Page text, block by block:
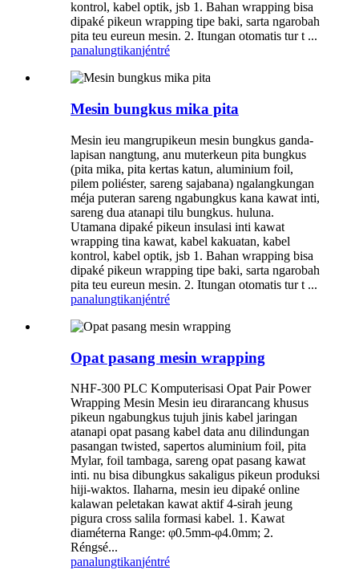
kontrol, kabel optik, jsb 1. Bahan wrapping bisa
dipaké pikeun wrapping tipe baki, sarta ngarobah
pita teu eureun mesin. 2. Itungan otomatis tur t ...
panalungtikanjéntré
Mesin bungkus mika pita
Mesin ieu mangrupikeun mesin bungkus ganda-
lapisan nangtung, anu muterkeun pita bungkus
(pita mika, pita kertas katun, aluminium foil,
pilem poliéster, sareng sajabana) ngalangkungan
méja puteran sareng ngabungkus kana kawat inti,
sareng dua atanapi tilu bungkus. huluna.
Utamana dipaké pikeun insulasi inti kawat
wrapping tina kawat, kabel kakuatan, kabel
kontrol, kabel optik, jsb 1. Bahan wrapping bisa
dipaké pikeun wrapping tipe baki, sarta ngarobah
pita teu eureun mesin. 2. Itungan otomatis tur t ...
panalungtikanjéntré
Opat pasang mesin wrapping
NHF-300 PLC Komputerisasi Opat Pair Power
Wrapping Mesin Mesin ieu dirarancang khusus
pikeun ngabungkus tujuh jinis kabel jaringan
atanapi opat pasang kabel data anu dilindungan
pasangan twisted, sapertos aluminium foil, pita
Mylar, foil tambaga, sareng opat pasang kawat
inti. nu bisa dibungkus sakaligus pikeun produksi
hiji-waktos. Ilaharna, mesin ieu dipaké online
kalawan peletakan kawat aktif 4-sirah jeung
pigura cross salila formasi kabel. 1. Kawat
diaméterna Range: φ0.5mm-φ4.0mm; 2.
Réngsé...
panalungtikanjéntré